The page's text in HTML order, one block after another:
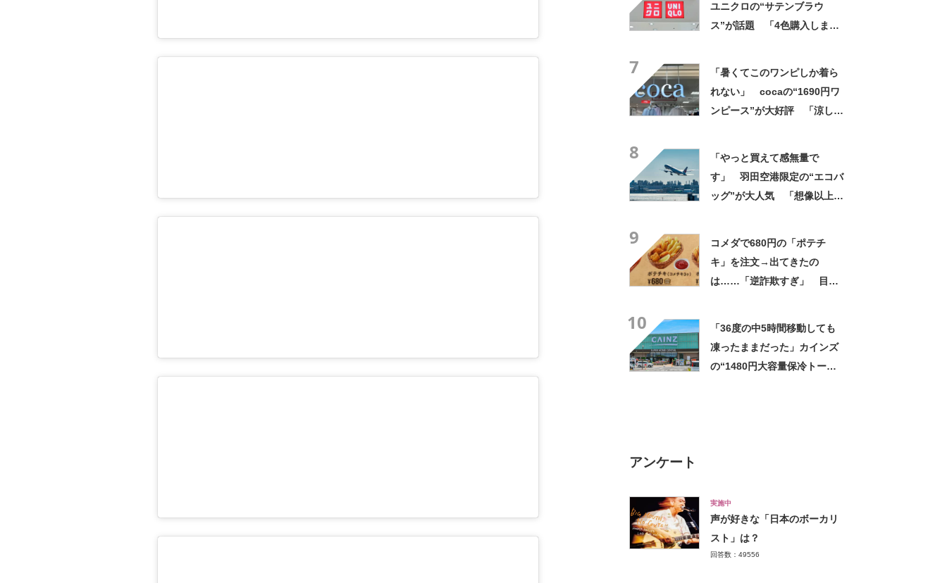
ユニクロの“サテンブラウ
ス”が話題 「4色購入しまし
7
「暑くてこのワンピしか着ら
れない」 cocaの“1690円ワ
ンピース”が大好評 「涼しく
8
「やっと買えて感無量で
す」 羽田空港限定の“エコバ
ッグ”が大人気 「想像以上に
9
コメダで680円の「ポテチ
キ」を注文→出てきたの
は……「逆詐欺すぎ」 目を
10
「36度の中5時間移動しても
凍ったままだった」カインズ
の“1480円大容量保冷トー
アンケート
実施中
声が好きな「日本のボーカリ
スト」は？
回答数：49556